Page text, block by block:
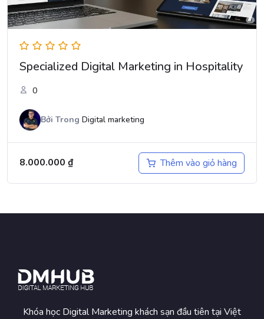
Specialized Digital Marketing in Hospitality
0
Bởi Trong Digital marketing
8.000.000 ₫ Thêm vào giỏ hàng
Khóa học Digital Marketing khách sạn đầu tiên tại Việt